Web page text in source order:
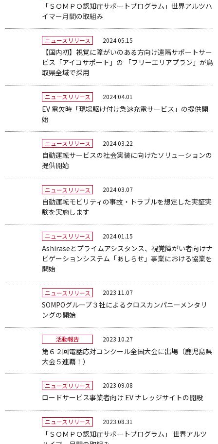
「ＳＯＭＰＯ認知症サポートプログラム」世界アルツハ
イマー月間の取組み
2024.05.15
ニュースリリース
【国内初】視覚に障がいのある方向け遠隔サポートサー
ビス「アイコサポート」の 「フリーエリアプラン」が鳥
取県全域で採用
2024.04.01
ニュースリリース
EV 電欠時「現場駆け付け急速充電サービス」の提供開
始
2024.03.22
ニュースリリース
自動運転サービスの社会実装に向けたソリューションの
提供開始
2024.03.07
ニュースリリース
自動運転モビリティの事故・トラブルを想定した実証実
験を実施します
2024.01.15
ニュースリリース
Ashiraseとプライムアシスタンス、視覚障がい者向けナ
ビゲーションシステム「あしらせ」事業における協業を
開始
2023.11.07
ニュースリリース
SOMPOグループ３社によるクロスカンパニーメンタリ
ングの開始
2023.10.27
活動報告
第６２回電話応対コンクール全国大会に出場（鹿児島県
大会５連覇！）
2023.09.08
ニュースリリース
ロードサービス事業者向け EV ナレッジサイトの開設
2023.08.31
ニュースリリース
「ＳＯＭＰＯ認知症サポートプログラム」 世界アルツ